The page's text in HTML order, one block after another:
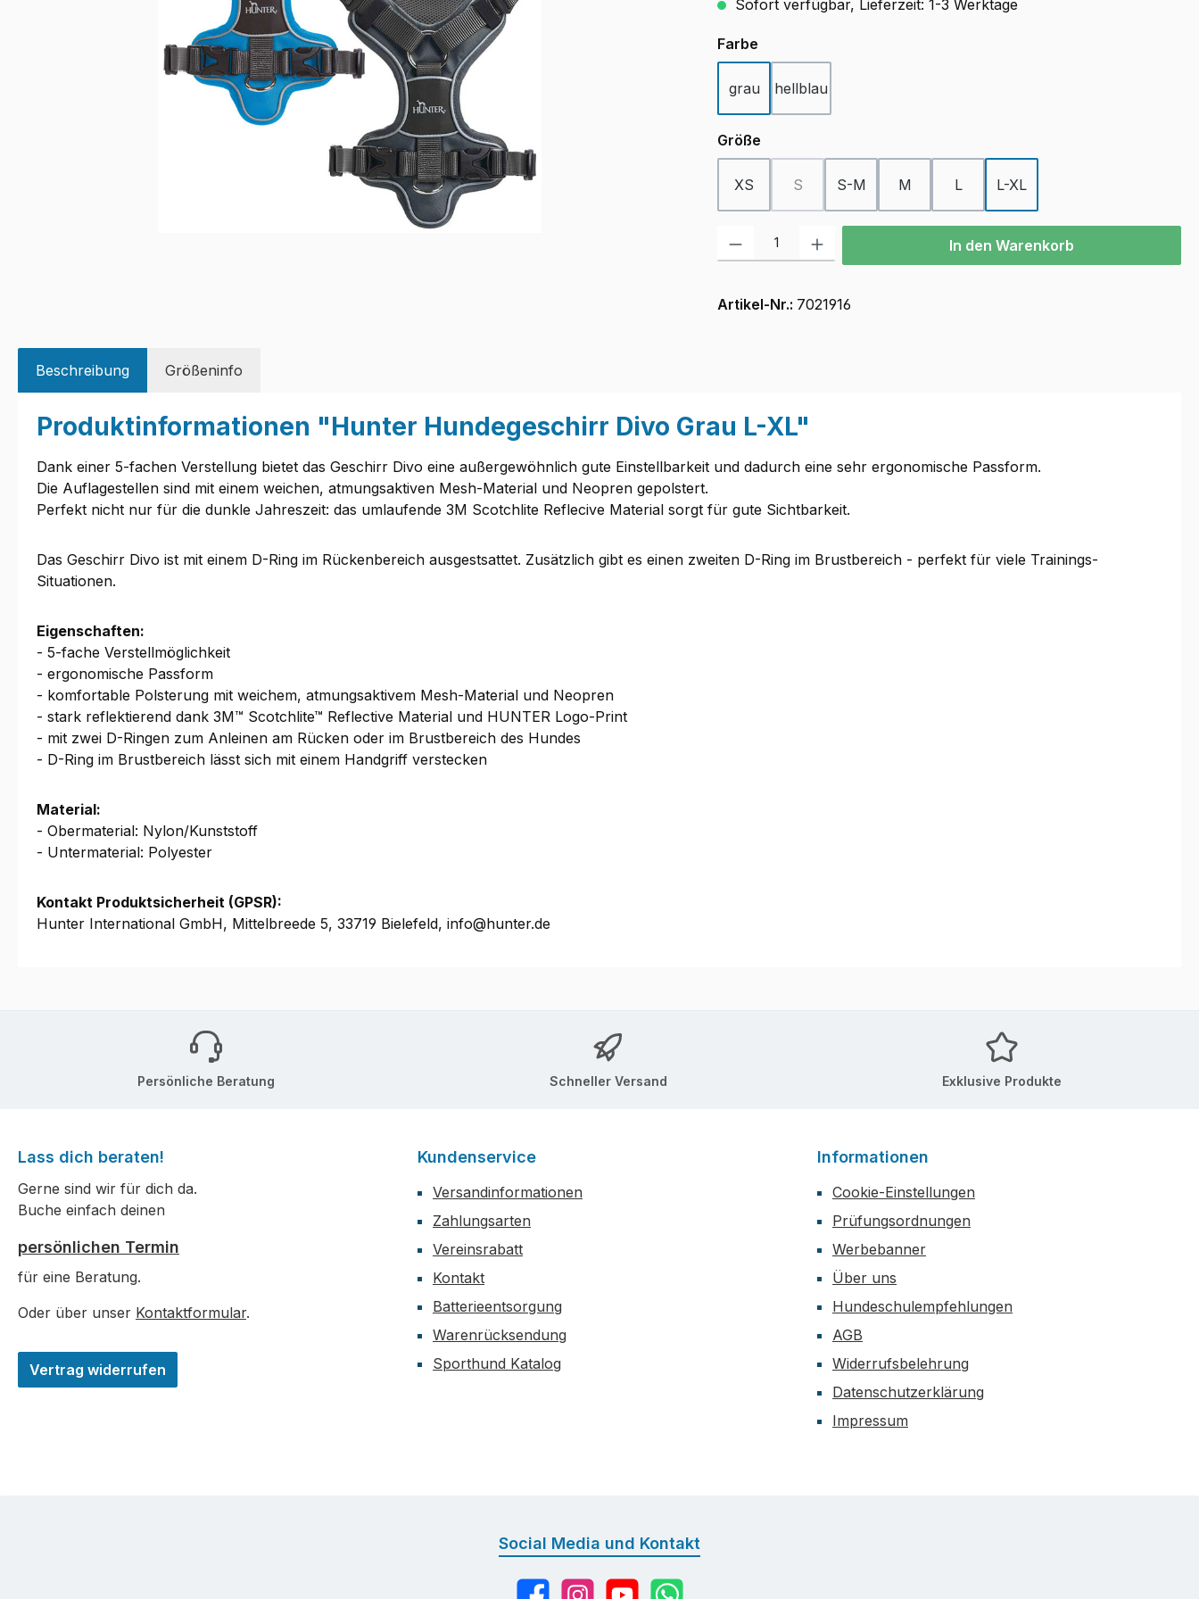
Sofort verfügbar, Lieferzeit: 1-3 Werktage
Farbe
grau hellblau
Größe
XS S
(Diese Option ist zurzeit nicht verfügbar.)
S-M M L L-XL
Produkt Anzahl: Gib den gewünschten Wert ein oder benutze die Schaltflächen
In den Warenkorb
Artikel-Nr.: 7021916
Beschreibung Größeninfo
Produktinformationen "Hunter Hundegeschirr Divo Grau L-XL"
Dank einer 5-fachen Verstellung bietet das Geschirr Divo eine außergewöhnlich gute Einstellbarkeit und dadurch eine sehr ergonomische Passform.
Die Auflagestellen sind mit einem weichen, atmungsaktiven Mesh-Material und Neopren gepolstert.
Perfekt nicht nur für die dunkle Jahreszeit: das umlaufende 3M Scotchlite Reflecive Material sorgt für gute Sichtbarkeit.
Das Geschirr Divo ist mit einem D-Ring im Rückenbereich ausgestsattet. Zusätzlich gibt es einen zweiten D-Ring im Brustbereich - perfekt für viele Trainings-
Situationen.
Eigenschaften:
- 5-fache Verstellmöglichkeit
- ergonomische Passform
- komfortable Polsterung mit weichem, atmungsaktivem Mesh-Material und Neopren
- stark reflektierend dank 3M™ Scotchlite™ Reflective Material und HUNTER Logo-Print
- mit zwei D-Ringen zum Anleinen am Rücken oder im Brustbereich des Hundes
- D-Ring im Brustbereich lässt sich mit einem Handgriff verstecken
Material:
- Obermaterial: Nylon/Kunststoff
- Untermaterial: Polyester
Kontakt Produktsicherheit (GPSR):
Hunter International GmbH, Mittelbreede 5, 33719 Bielefeld, info@hunter.de
Persönliche Beratung Schneller Versand Exklusive Produkte
Lass dich beraten!
Gerne sind wir für dich da.
Buche einfach deinen
persönlichen Termin
für eine Beratung.
Oder über unser Kontaktformular.
Vertrag widerrufen
Kundenservice
Versandinformationen
Zahlungsarten
Vereinsrabatt
Kontakt
Batterieentsorgung
Warenrücksendung
Sporthund Katalog
Informationen
Cookie-Einstellungen
Prüfungsordnungen
Werbebanner
Über uns
Hundeschulempfehlungen
AGB
Widerrufsbelehrung
Datenschutzerklärung
Impressum
Social Media und Kontakt